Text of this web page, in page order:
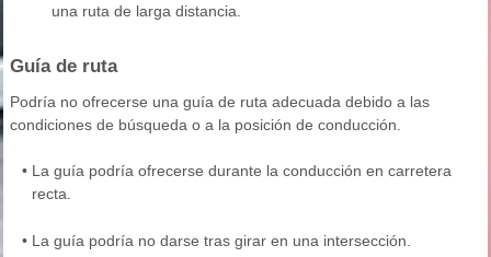
una ruta de larga distancia.
Guía de ruta
Podría no ofrecerse una guía de ruta adecuada debido a las
condiciones de búsqueda o a la posición de conducción.
• La guía podría ofrecerse durante la conducción en carretera
recta.
• La guía podría no darse tras girar en una intersección.